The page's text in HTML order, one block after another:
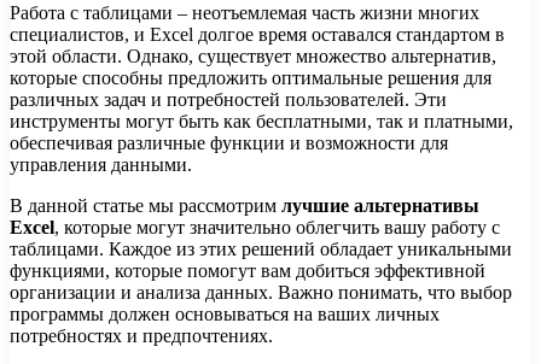
Работа с таблицами – неотъемлемая часть жизни многих
специалистов, и Excel долгое время оставался стандартом в
этой области. Однако, существует множество альтернатив,
которые способны предложить оптимальные решения для
различных задач и потребностей пользователей. Эти
инструменты могут быть как бесплатными, так и платными,
обеспечивая различные функции и возможности для
управления данными.
В данной статье мы рассмотрим лучшие альтернативы
Excel, которые могут значительно облегчить вашу работу с
таблицами. Каждое из этих решений обладает уникальными
функциями, которые помогут вам добиться эффективной
организации и анализа данных. Важно понимать, что выбор
программы должен основываться на ваших личных
потребностях и предпочтениях.